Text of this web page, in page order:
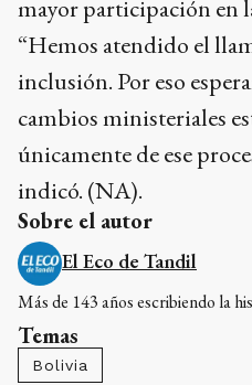
mayor participación en
“Hemos atendido el
inclusión. Por eso
cambios ministeriales
únicamente de ese
indicó. (NA).
Sobre el autor
El Eco de Tandil
Más de 143 años escribiendo la
Temas
Bolivia